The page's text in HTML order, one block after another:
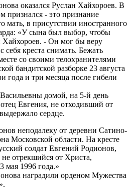
оказался Руслан Хайхороев. В
признался - это признание
мать, в присутствии иностранного
«У сына был выбор, чтобы
Хайхороев. - Он мог бы веру
себя креста снимать. Бежать
со своими телохранителями
бандитской разборке 23 августа
года и три месяца после гибели
домой, на 5-й день
Евгения, не отходивший от
сердце.
неподалеку от деревни Сатино-
Московской области. На кресте
солдат Евгений Родионов,
отрекшийся от Христа,
мая 1996 года.»
наградили орденом Мужества